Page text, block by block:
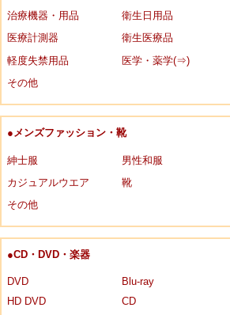
治療機器・用品
衛生日用品
医療計測器
衛生医療品
軽度失禁用品
医学・薬学(⇒)
その他
●メンズファッション・靴
紳士服
男性和服
カジュアルウエア
靴
その他
●CD・DVD・楽器
DVD
Blu-ray
HD DVD
CD